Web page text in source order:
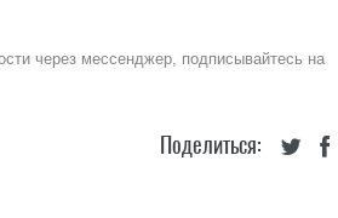
через мессенджер, подписывайтесь на
Поделиться: